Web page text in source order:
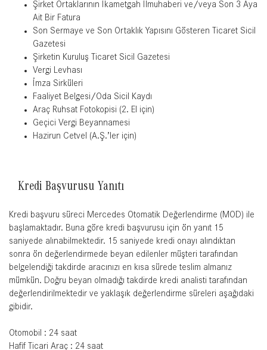
Şirket Ortaklarının İkametgah İlmuhaberi ve/veya Son 3 Aya
Ait Bir Fatura
Son Sermaye ve Son Ortaklık Yapısını Gösteren Ticaret Sicil
Gazetesi
Şirketin Kuruluş Ticaret Sicil Gazetesi
Vergi Levhası
İmza Sirküleri
Faaliyet Belgesi/Oda Sicil Kaydı
Araç Ruhsat Fotokopisi (2. El için)
Geçici Vergi Beyannamesi
Hazirun Cetvel (A.Ş.’ler için)
Kredi Başvurusu Yanıtı
Kredi başvuru süreci Mercedes Otomatik Değerlendirme (MOD) ile
başlamaktadır. Buna göre kredi başvurusu için ön yanıt 15
saniyede alınabilmektedir. 15 saniyede kredi onayı alındıktan
sonra ön değerlendirmede beyan edilenler müşteri tarafından
belgelendiği takdirde aracınızı en kısa sürede teslim almanız
mümkün. Doğru beyan olmadığı takdirde kredi analisti tarafından
değerlendirilmektedir ve yaklaşık değerlendirme süreleri aşağıdaki
gibidir.
Otomobil : 24 saat
Hafif Ticari Araç : 24 saat